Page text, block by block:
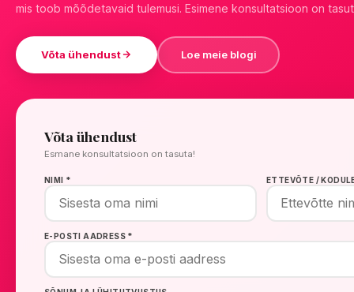
mis toob mõõdetavaid tulemusi. Esimene konsultatsioon on
Võta ühendust Loe meie blogi
Võta ühendust
Esmane konsultatsioon on tasuta!
NIMI * ETTEVÕTE /
E-POSTI AADRESS *